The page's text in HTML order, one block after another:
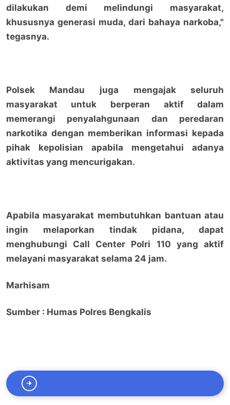
dilakukan demi melindungi masyarakat,
khususnya generasi muda, dari bahaya narkoba,"
tegasnya.
Polsek Mandau juga mengajak seluruh
masyarakat untuk berperan aktif dalam
memerangi penyalahgunaan dan peredaran
narkotika dengan memberikan informasi kepada
pihak kepolisian apabila mengetahui adanya
aktivitas yang mencurigakan.
Apabila masyarakat membutuhkan bantuan atau
ingin melaporkan tindak pidana, dapat
menghubungi Call Center Polri 110 yang aktif
melayani masyarakat selama 24 jam.
Marhisam
Sumber : Humas Polres Bengkalis